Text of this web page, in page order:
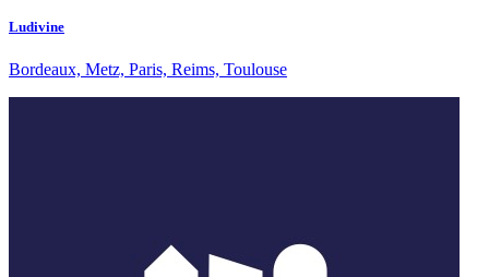
Ludivine
Bordeaux, Metz, Paris, Reims, Toulouse